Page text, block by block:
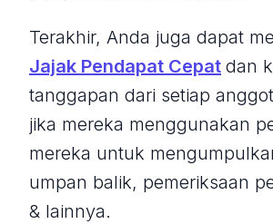
Terakhir, Anda juga dapat
Jajak Pendapat Cepat dan
tanggapan dari setiap
jika mereka menggunakan
mereka untuk
umpan balik, pemeriksaan
& lainnya.